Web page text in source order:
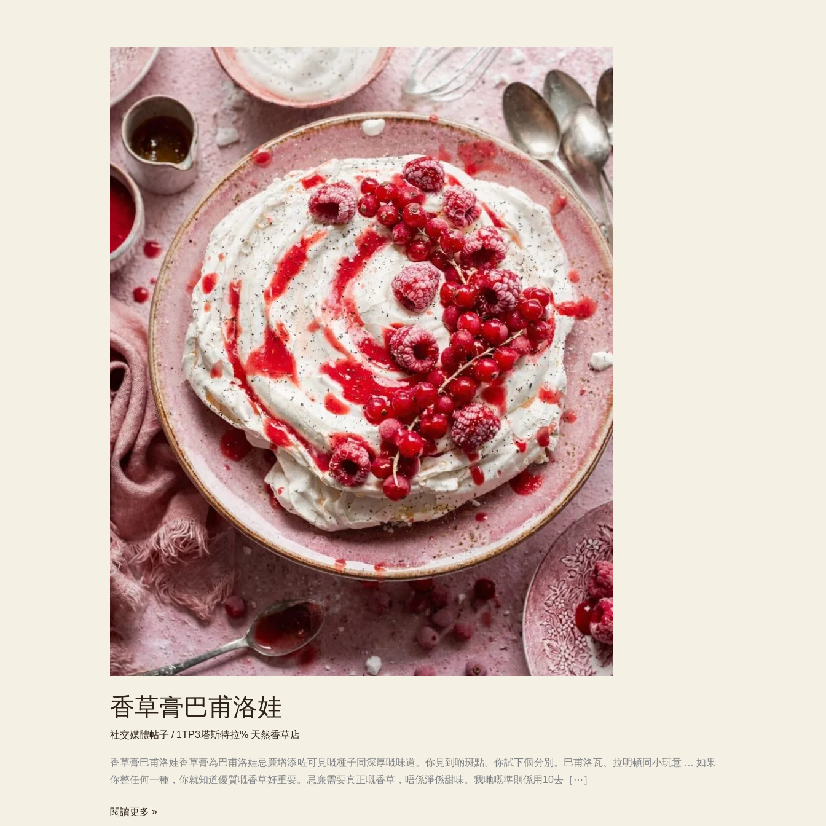
香草膏巴甫洛娃
社交媒體帖子 / 1TP3塔斯特拉% 天然香草店
香草膏巴甫洛娃香草膏為巴甫洛娃忌廉增添咗可見嘅種子同深厚嘅味道。你見到啲斑點。你試下個分別。巴甫洛瓦、拉明頓同小玩意 … 如果
你整任何一種，你就知道優質嘅香草好重要。忌廉需要真正嘅香草，唔係淨係甜味。我哋嘅準則係用10去［⋯］
香
閱讀更多 »